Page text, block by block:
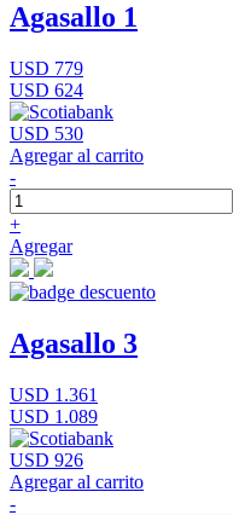
Agasallo 1
USD 779
USD 624
USD 530
Agregar al carrito
-
+
Agregar
Agasallo 3
USD 1.361
USD 1.089
USD 926
Agregar al carrito
-